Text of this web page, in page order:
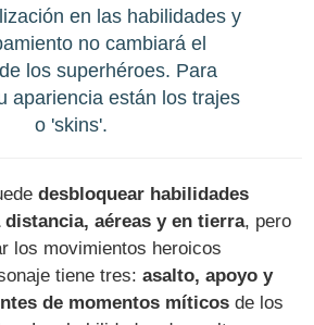
en las habilidades y
no cambiará el
los superhéroes. Para
apariencia están los trajes
o 'skins'.
desbloquear habilidades
aéreas y en tierra, pero
los movimientos heroicos
tiene tres:asalto, apoyo y
de momentos míticos de los